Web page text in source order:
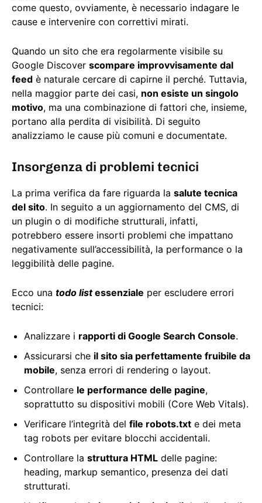
come questo, ovviamente, è necessario indagare le
cause e intervenire con correttivi mirati.
Quando un sito che era regolarmente visibile su
Google Discover scompare improvvisamente dal
feed è naturale cercare di capirne il perché. Tuttavia,
nella maggior parte dei casi, non esiste un singolo
motivo, ma una combinazione di fattori che, insieme,
portano alla perdita di visibilità. Di seguito
analizziamo le cause più comuni e documentate.
Insorgenza di problemi tecnici
La prima verifica da fare riguarda la salute tecnica
del sito. In seguito a un aggiornamento del CMS, di
un plugin o di modifiche strutturali, infatti,
potrebbero essere insorti problemi che impattano
negativamente sull’accessibilità, la performance o la
leggibilità delle pagine.
Ecco una todo listessenziale per escludere errori
tecnici:
Analizzare i rapporti di Google Search Console.
Assicurarsi che il sito sia perfettamente fruibile da
mobile, senza errori di rendering o layout.
Controllare le performance delle pagine,
soprattutto su dispositivi mobili (Core Web Vitals).
Verificare l’integrità del file robots.txt e dei meta
tag robots per evitare blocchi accidentali.
Controllare la struttura HTML delle pagine:
heading, markup semantico, presenza dei dati
strutturati.